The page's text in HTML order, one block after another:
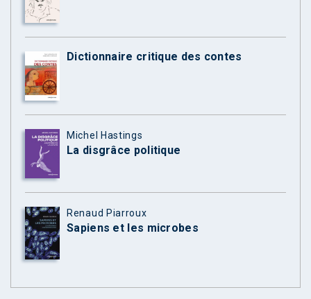
Dictionnaire critique des contes
Michel Hastings
La disgrâce politique
Renaud Piarroux
Sapiens et les microbes